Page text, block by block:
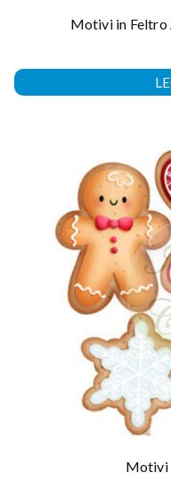
Motivi in Feltro
Motivi